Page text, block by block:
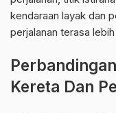
kendaraan layak dan
perjalanan terasa
Kereta Dan